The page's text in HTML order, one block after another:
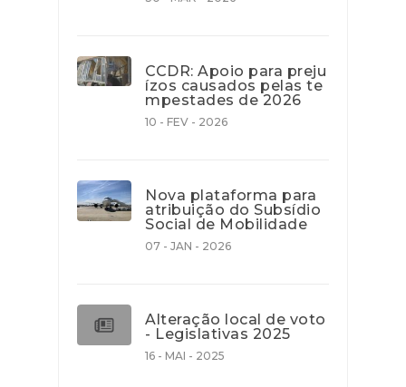
CCDR: Apoio para preju
ízos causados pelas te
mpestades de 2026
10 - FEV - 2026
Nova plataforma para
atribuição do Subsídio
Social de Mobilidade
07 - JAN - 2026
Alteração local de voto
- Legislativas 2025
16 - MAI - 2025